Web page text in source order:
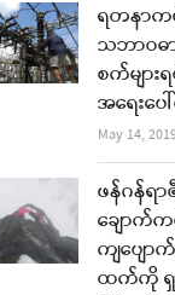
ရတနာက
သဘာဝဓ
စက်များ
အရေးပေ
May 14,
ဖန်ဂန်ရ
ချောက်က
ကျပျေ
ထက်ကို